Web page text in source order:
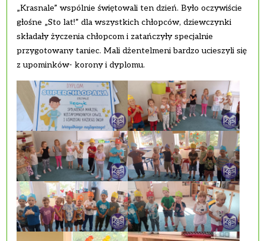
„Krasnale” wspólnie świętowali ten dzień. Było oczywiście
głośne „Sto lat!” dla wszystkich chłopców, dziewczynki
składały życzenia chłopcom i zatańczyły specjalnie
przygotowany taniec. Mali dżentelmeni bardzo ucieszyli się
z upominków- korony i dyplomu.